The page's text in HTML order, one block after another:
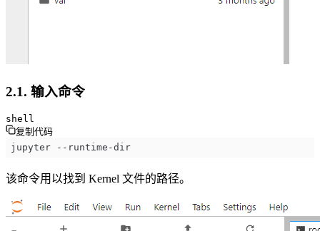
2.1. 输入命令
shell
复制代码
jupyter --runtime-dir
该命令用以找到 Kernel 文件的路径。